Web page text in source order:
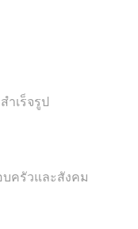
ำเร็จรูป
ครัวและสังคม